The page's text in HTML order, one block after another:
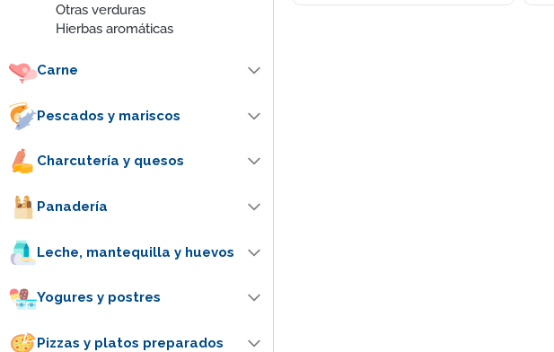
Otras verduras
Hierbas aromáticas
Carne
Pescados y mariscos
Charcutería y quesos
Panadería
Leche, mantequilla y huevos
Yogures y postres
Pizzas y platos preparados